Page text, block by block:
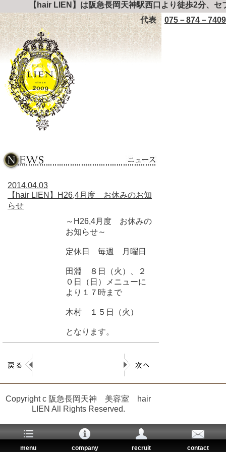
【hair LIEN】は阪急長岡天神駅西口より徒歩2分、セ
代表 075－874－7409
2014.04.03
【hair LIEN】H26,4月度 お休みのお知
らせ
～H26,4月度 お休みの
お知らせ～
定休日 毎週 月曜日
田淵 ８日（火）、２
０日（日）メニューに
より１７時まで
木村 １５日（火）
となります。
Copyright c 阪急長岡天神 美容室 hair
LIEN All Rights Reserved.
menu company recruit contact